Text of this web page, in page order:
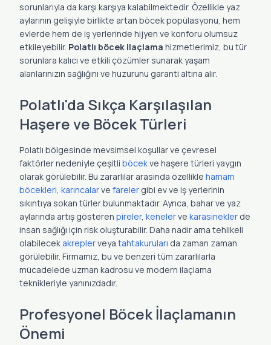
sorunlarıyla da karşı karşıya kalabilmektedir. Özellikle yaz
aylarının gelişiyle birlikte artan böcek popülasyonu, hem
evlerde hem de iş yerlerinde hijyen ve konforu olumsuz
etkileyebilir. Polatlı böcek ilaçlama hizmetlerimiz, bu tür
sorunlara kalıcı ve etkili çözümler sunarak yaşam
alanlarınızın sağlığını ve huzurunu garanti altına alır.
Polatlı'da Sıkça Karşılaşılan
Haşere ve Böcek Türleri
Polatlı bölgesinde mevsimsel koşullar ve çevresel
faktörler nedeniyle çeşitli böcekve haşere türleri yaygın
olarak görülebilir. Bu zararlılar arasında özellikle hamam
böcekleri, karıncalarve fareler gibi ev ve iş yerlerinin
sıkıntıya sokan türler bulunmaktadır. Ayrıca, bahar ve yaz
aylarında artış gösteren pireler, kenelerve karasinekler de
insan sağlığı için risk oluşturabilir. Daha nadir ama tehlikeli
olabilecek akreplerveya tahtakuruları da zaman zaman
görülebilir. Firmamız, bu ve benzeri tüm zararlılarla
mücadelede uzman kadrosu ve modern ilaçlama
teknikleriyle yanınızdadır.
Profesyonel Böcek İlaçlamanın
Önemi